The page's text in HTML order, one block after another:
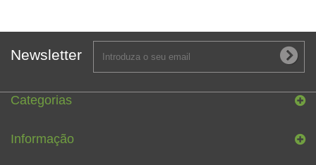
Newsletter
Categorias
Informação